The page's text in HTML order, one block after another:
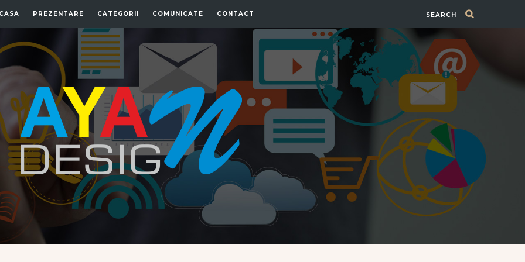
SEARCH
PREZENTARE CATEGORII COMUNICATE CONTACT